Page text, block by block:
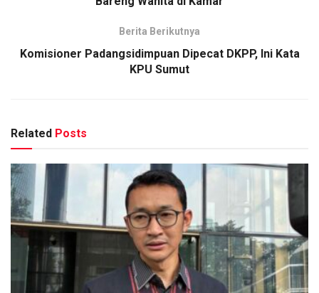
Berita Berikutnya
Komisioner Padangsidimpuan Dipecat DKPP, Ini Kata
KPU Sumut
Related Posts